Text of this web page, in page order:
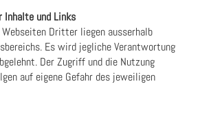
Inhalte und Links
Dritter liegen ausserhalb
Es wird jegliche Verantwortung
Der Zugriff und die Nutzung
auf eigene Gefahr des jeweiligen